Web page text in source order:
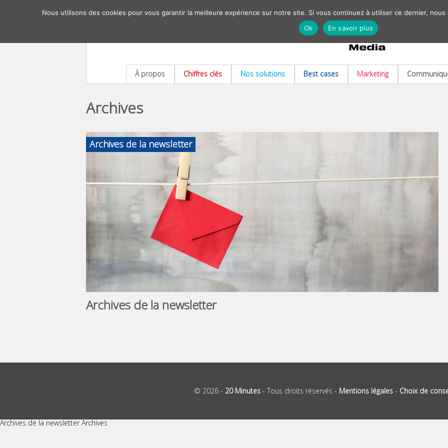
À propos Chiffres clés Nos solutions Best cases Marketing
Archives
Archives de la newsletter
Archives de la newsletter
© 2026 - 20 Minutes- Tous droits réservés - Mentions légales- Choix de
Nous utilisons des cookies pour vous garantir la meilleure expérience sur notre site. Si vous continuez à utiliser ce dernier,
Ok
En savoir plus
Archives de la newsletter Archives